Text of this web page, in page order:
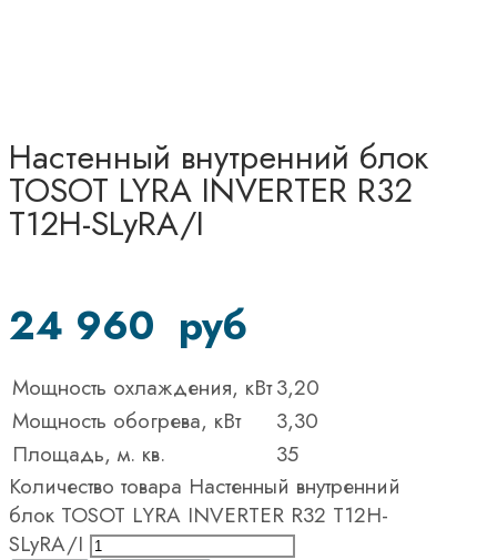
Настенный внутренний блок
TOSOT LYRA INVERTER R32
T12H-SLyRA/I
24 960 руб
Мощность охлаждения, кВт3,20
Мощность обогрева, кВт
3,30
Площадь, м. кв.
35
Количество товара Настенный внутренний
блок TOSOT LYRA INVERTER R32 T12H-
SLyRA/I